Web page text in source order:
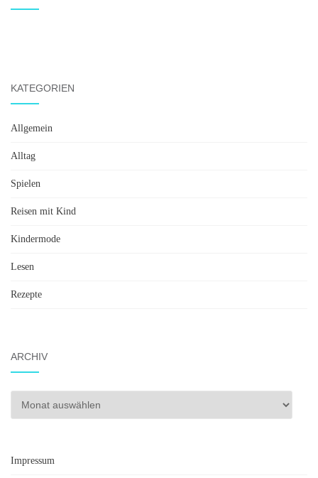
KATEGORIEN
Allgemein
Alltag
Spielen
Reisen mit Kind
Kindermode
Lesen
Rezepte
ARCHIV
Archiv
Impressum